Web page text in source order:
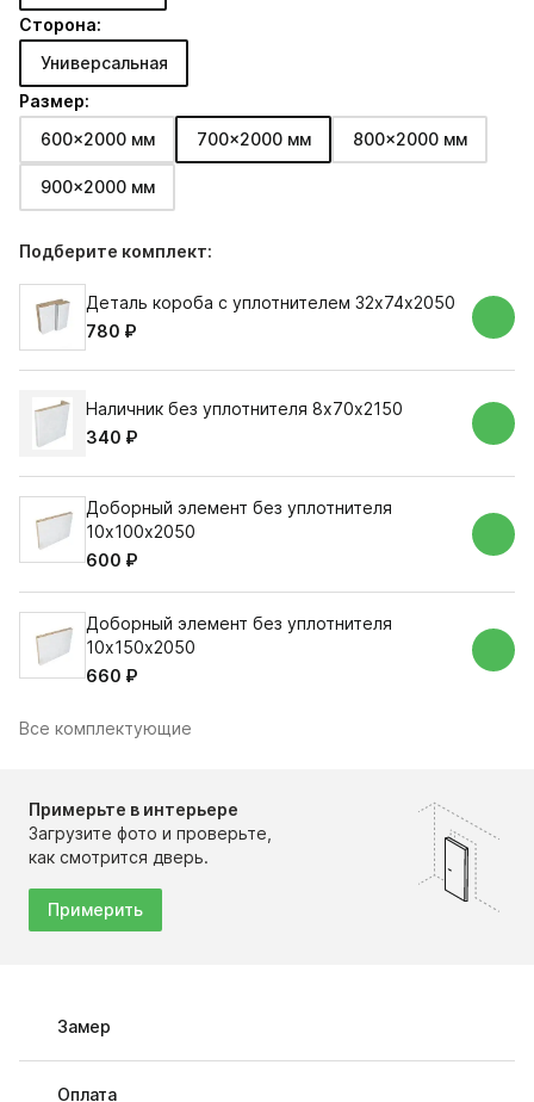
Сторона:
Универсальная
Размер:
600x2000 мм
700x2000 мм 800x2000 мм
900x2000 мм
Подберите комплект:
Деталь короба с уплотнителем 32х74х2050
780 ₽
Наличник без уплотнителя 8х70х2150
340 ₽
Доборный элемент без уплотнителя
10х100х2050
600 ₽
Доборный элемент без уплотнителя
10х150х2050
660 ₽
Все комплектующие
Примерьте в интерьере
Загрузите фото и проверьте,
как смотрится дверь.
Примерить
Замер
Оплата